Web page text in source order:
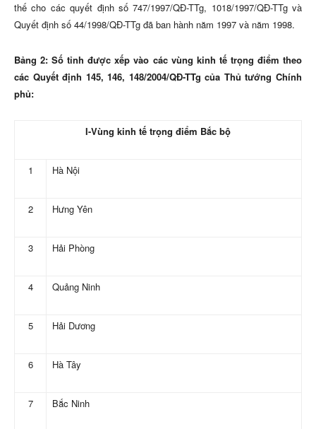
thế cho các quyết định số 747/1997/QĐ-TTg, 1018/1997/QĐ-TTg và
Quyết định số 44/1998/QĐ-TTg đã ban hành năm 1997 và năm 1998.
Bảng 2: Số tỉnh được xếp vào các vùng kinh tế trọng điểm theo
các Quyết định 145, 146, 148/2004/QĐ-TTg của Thủ tướng Chính
phủ:
I-Vùng kinh tế trọng điểm Bắc bộ
1 Hà Nội
2 Hưng Yên
3 Hải Phòng
4 Quảng Ninh
5 Hải Dương
6 Hà Tây
7 Bắc Ninh